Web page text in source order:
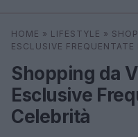
Cerca
HOME » LIFESTYLE »
ESCLUSIVE FREQUENTATE
Shopping da
Esclusive
Celebrità